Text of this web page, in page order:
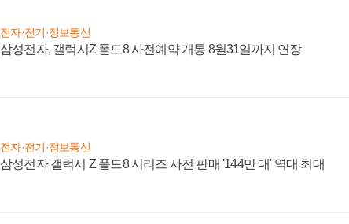
전자·전기·정보통신
삼성전자, 갤럭시Z 폴드8 사전예약 개통 8월31일까지 연장
전자·전기·정보통신
삼성전자 갤럭시 Z 폴드8 시리즈 사전 판매 '144만 대' 역대 최대